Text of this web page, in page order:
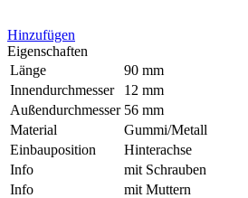
Hinzufügen
Eigenschaften
Länge
90 mm
Innendurchmesser
12 mm
Außendurchmesser 56 mm
Material
Gummi/Metall
Einbauposition
Hinterachse
Info
mit Schrauben
Info
mit Muttern